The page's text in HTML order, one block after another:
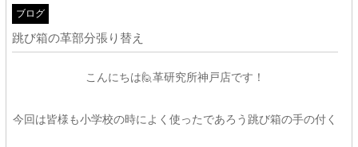
ブログ
跳び箱の革部分張り替え
こんにちは🙋革研究所神戸店です！
今回は皆様も小学校の時によく使ったであろう跳び箱の手の付く